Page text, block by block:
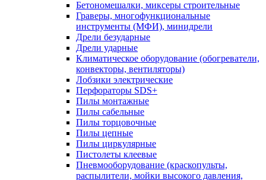
Бетономешалки, миксеры строительные
Граверы, многофункциональные
инструменты (МФИ), минидрели
Дрели безударные
Дрели ударные
Климатическое оборудование (обогреватели,
конвекторы, вентиляторы)
Лобзики электрические
Перфораторы SDS+
Пилы монтажные
Пилы сабельные
Пилы торцовочные
Пилы цепные
Пилы циркулярные
Пистолеты клеевые
Пневмооборудование (краскопульты,
распылители, мойки высокого давления,